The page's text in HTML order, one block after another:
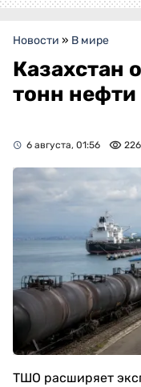
Новости » В мире
Казахстан
тонн нефти
6 августа, 01:56
ТШО расширяет